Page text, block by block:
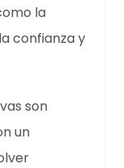
la
confianza y
son
un